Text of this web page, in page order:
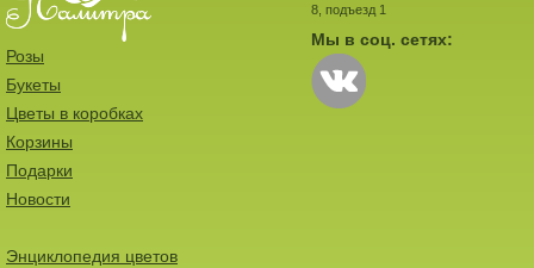
8, подъезд 1
Мы в соц. сетях:
Розы
Букеты
Цветы в коробках
Корзины
Подарки
Новости
Энциклопедия цветов